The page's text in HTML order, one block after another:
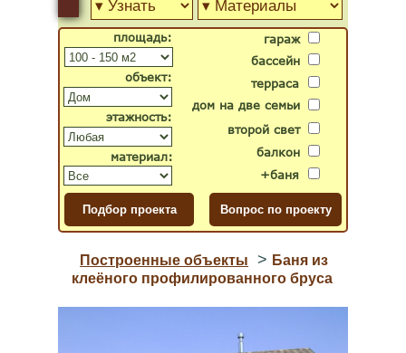
гараж
бассейн
второй свет
дом на две семьи
терраса
балкон
+баня
объект:
материал:
площадь:
этажность:
Построенные объекты > Баня из
клеёного профилированного бруса